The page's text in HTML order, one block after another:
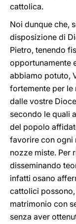
cattolica.
Noi dunque che,
disposizione di
Pietro, tenendo
opportunamente
abbiamo potuto,
fortemente per
dalle vostre
secondo le quali
del popolo
favorire con ogni
nozze miste. Per
disseminando
infatti osano
cattolici
matrimonio con
senza aver